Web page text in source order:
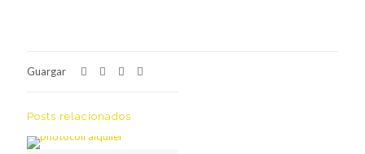
Guargar
Posts relacionados